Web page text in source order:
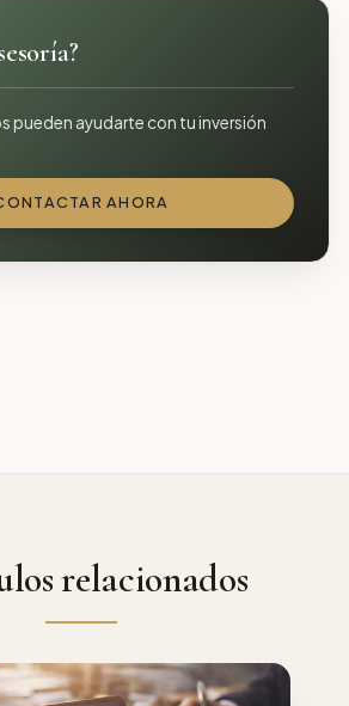
pueden ayudarte con tu inversión
AHORA
relacionados